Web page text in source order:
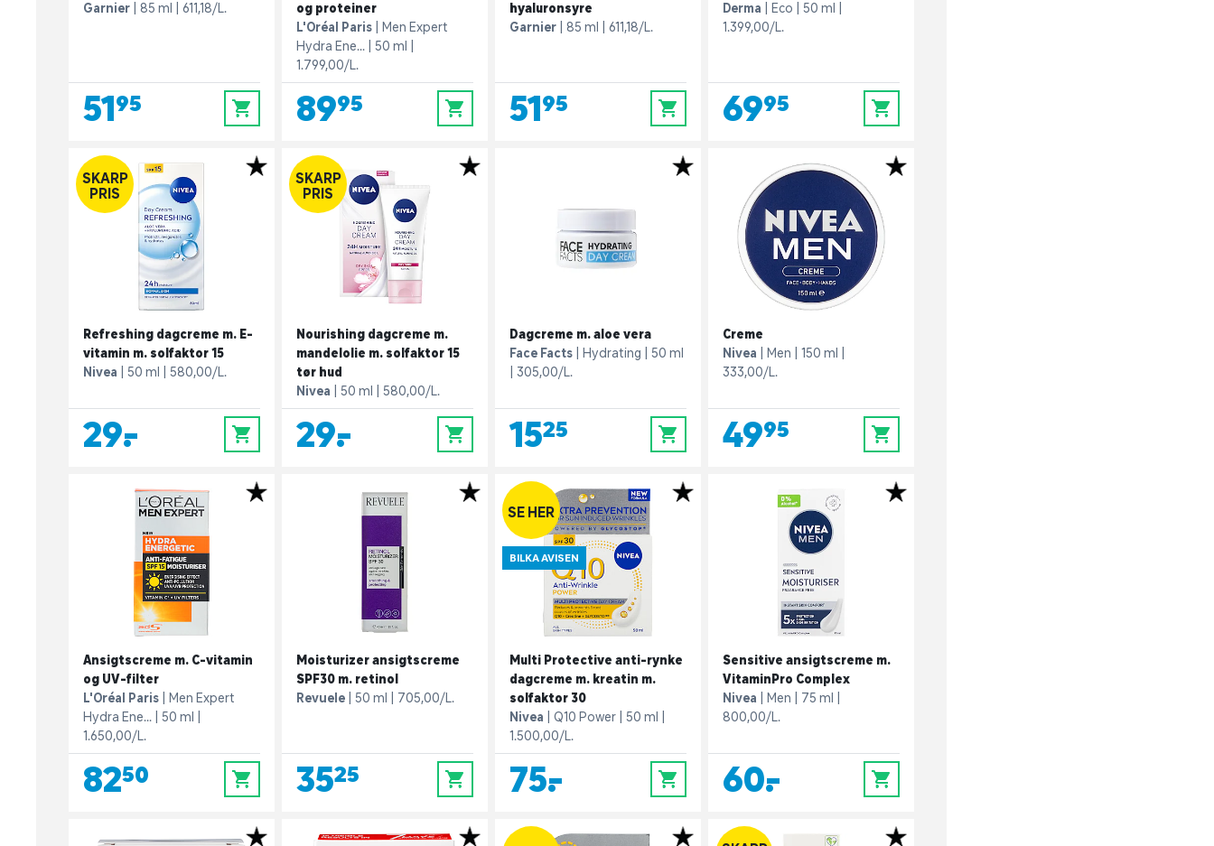
Garnier
85 ml 611,18/L.
51,95 0
og proteiner
L'Oréal Paris
Men Expert
Hydra Ene...
50 ml
1.799,00/L.
89,95 0
hyaluronsyre
Garnier
85 ml 611,18/L.
51,95 0
Derma
Eco
50 ml
1.399,00/L.
69,95 0
SKARP
PRIS
Refreshing dagcreme m. E-
vitamin m. solfaktor 15
Nivea
50 ml 580,00/L.
29,- 0
SKARP
PRIS
Nourishing dagcreme m.
mandelolie m. solfaktor 15
tør hud
Nivea
50 ml 580,00/L.
29,- 0
Dagcreme m. aloe vera
Face Facts
Hydrating
50 ml
305,00/L.
15,25 0
Creme
Nivea
Men
150 ml
333,00/L.
49,95 0
Ansigtscreme m. C-vitamin
og UV-filter
L'Oréal Paris
Men Expert
Hydra Ene...
50 ml
1.650,00/L.
82,50 0
Moisturizer ansigtscreme
SPF30 m. retinol
Revuele
50 ml 705,00/L.
35,25 0
SE HER
BILKA AVISEN
Multi Protective anti-rynke
dagcreme m. kreatin m.
solfaktor 30
Nivea
Q10 Power
50 ml
1.500,00/L.
75,- 0
Sensitive ansigtscreme m.
VitaminPro Complex
Nivea
Men
75 ml
800,00/L.
60,- 0